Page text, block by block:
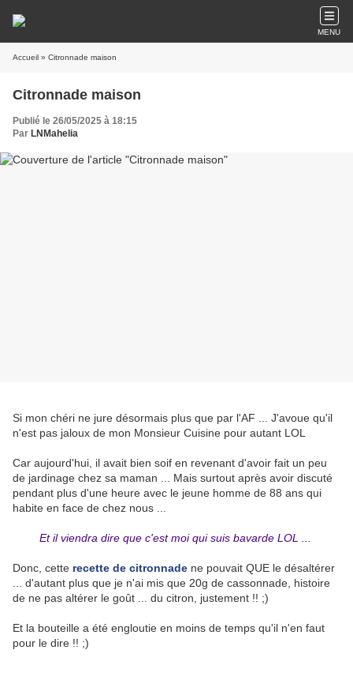
MENU
Accueil » Citronnade maison
Citronnade maison
Publié le 26/05/2025 à 18:15
Par LNMahelia
Si mon chéri ne jure désormais plus que par l'AF ... J'avoue qu'il
n'est pas jaloux de mon Monsieur Cuisine pour autant LOL
Car aujourd'hui, il avait bien soif en revenant d'avoir fait un peu
de jardinage chez sa maman ... Mais surtout après avoir discuté
pendant plus d'une heure avec le jeune homme de 88 ans qui
habite en face de chez nous ...
Et il viendra dire que c'est moi qui suis bavarde LOL ...
Donc, cette recette de citronnade ne pouvait QUE le désaltérer
... d'autant plus que je n'ai mis que 20g de cassonnade, histoire
de ne pas altérer le goût ... du citron, justement !! ;)
Et la bouteille a été engloutie en moins de temps qu'il n'en faut
pour le dire !! ;)